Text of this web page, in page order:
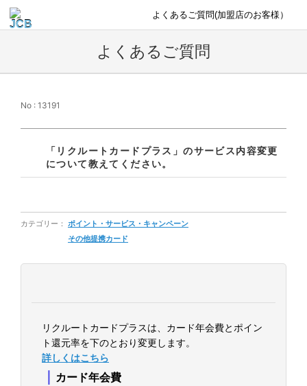
よくあるご質問(加盟店のお客様）
よくあるご質問
No : 13191
「リクルートカードプラス」のサービス内容変更
について教えてください。
カテゴリー： ポイント・サービス・キャンペーン
その他提携カード
リクルートカードプラスは、カード年会費とポイン
ト還元率を下のとおり変更します。
詳しくはこちら
｜ カード年会費